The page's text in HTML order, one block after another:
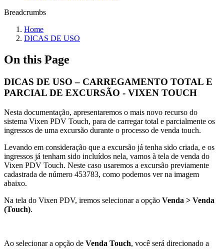
Breadcrumbs
Home
DICAS DE USO
On this Page
DICAS DE USO – CARREGAMENTO TOTAL E
PARCIAL DE EXCURSÃO - VIXEN TOUCH
Nesta documentação, apresentaremos o mais novo recurso do
sistema Vixen PDV Touch, para de carregar total e parcialmente os
ingressos de uma excursão durante o processo de venda touch.
Levando em consideração que a excursão já tenha sido criada, e os
ingressos já tenham sido incluídos nela, vamos à tela de venda do
Vixen PDV Touch. Neste caso usaremos a excursão previamente
cadastrada de número 453783, como podemos ver na imagem
abaixo.
Na tela do Vixen PDV, iremos selecionar a opção Venda > Venda
(Touch).
Ao selecionar a opção de Venda Touch, você será direcionado a